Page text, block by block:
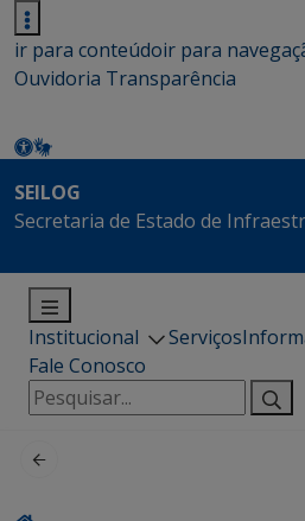
ir para conteúdoir para
Ouvidoria Transparência
SEILOG
Secretaria de Estado de
Institucional Serviços
Fale Conosco
Pesquisar
por: